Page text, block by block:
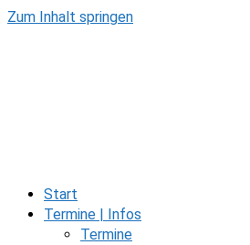
Zum Inhalt springen
Start
Termine | Infos
Termine